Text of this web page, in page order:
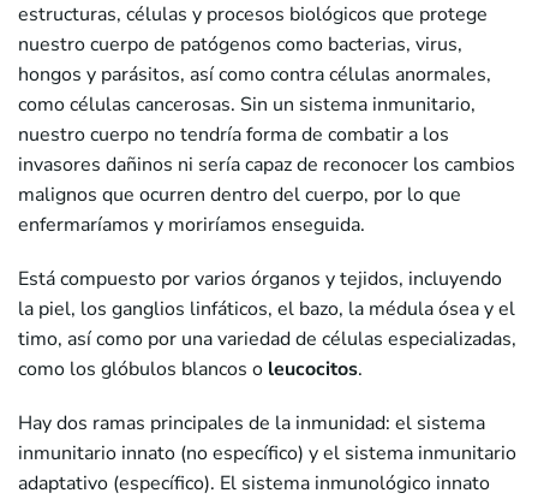
estructuras, células y procesos biológicos que protege
nuestro cuerpo de patógenos como bacterias, virus,
hongos y parásitos, así como contra células anormales,
como células cancerosas. Sin un sistema inmunitario,
nuestro cuerpo no tendría forma de combatir a los
invasores dañinos ni sería capaz de reconocer los cambios
malignos que ocurren dentro del cuerpo, por lo que
enfermaríamos y moriríamos enseguida.
Está compuesto por varios órganos y tejidos, incluyendo
la piel, los ganglios linfáticos, el bazo, la médula ósea y el
timo, así como por una variedad de células especializadas,
como los glóbulos blancos o leucocitos.
Hay dos ramas principales de la inmunidad: el sistema
inmunitario innato (no específico) y el sistema inmunitario
adaptativo (específico). El sistema inmunológico innato